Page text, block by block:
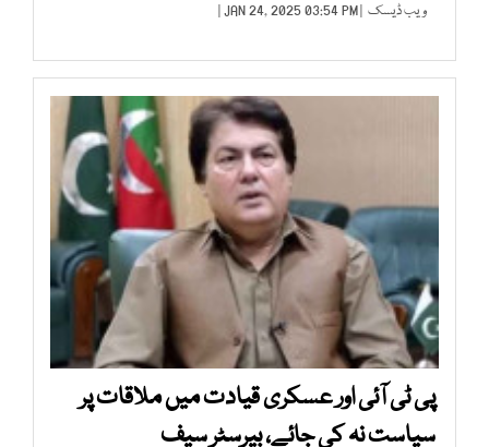
ویب ڈیسک | JAN 24, 2025 03:54 PM |
پی ٹی آئی اور عسکری قیادت میں ملاقات پر
سیاست نہ کی جائے، بیرسٹر سیف